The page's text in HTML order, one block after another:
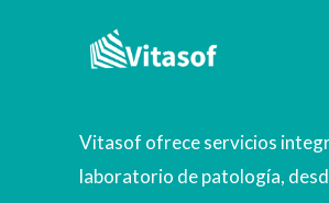
Vitasof ofrece servicios
laboratorio de patología,